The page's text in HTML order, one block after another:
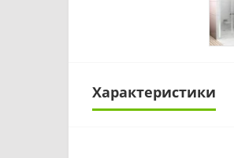
Характеристики